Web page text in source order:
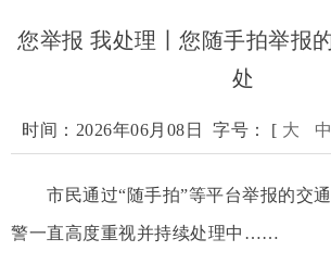
您举报 我处理丨您随手拍举报
处
时间：2026年06月08日 字号： [ 大 中
市民通过“随手拍”等平台举报的交通
警一直高度重视并持续处理中……